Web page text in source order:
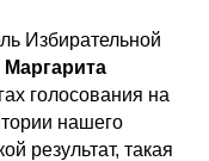
Избирательной
Маргарита
голосования на
нашего
результат, такая